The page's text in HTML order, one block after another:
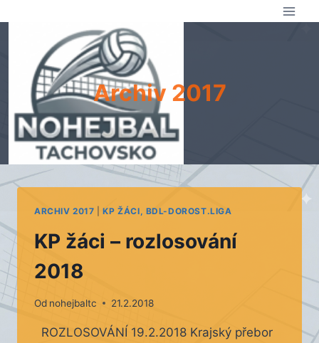
Archiv 2017
ARCHIV 2017 |KP ŽÁCI, BDL-DOROST.LIGA
KP žáci – rozlosování
2018
Od nohejbaltc 21.2.2018
ROZLOSOVÁNÍ 19.2.2018 Krajský přebor